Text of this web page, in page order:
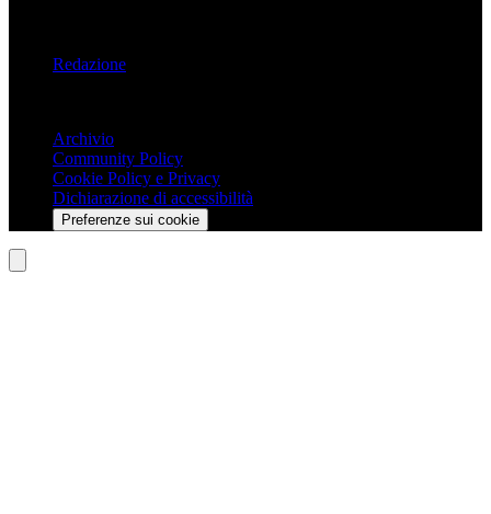
Redazione
Archivio
Community Policy
Cookie Policy e Privacy
Dichiarazione di accessibilità
Preferenze sui cookie